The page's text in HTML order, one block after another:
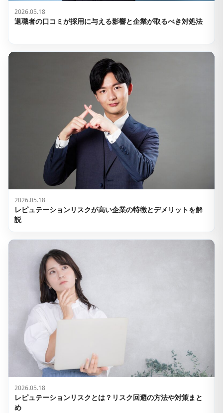
2026.05.18
退職者の口コミが採用に与える影響と企業が取るべき対処法
2026.05.18
レピュテーションリスクが高い企業の特徴とデメリットを解
説
2026.05.18
レピュテーションリスクとは？リスク回避の方法や対策まと
め